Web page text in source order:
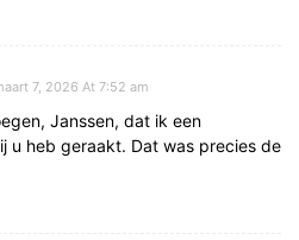
7, 2026 At 7:52 am
Janssen, dat ik een
u heb geraakt. Dat was precies de